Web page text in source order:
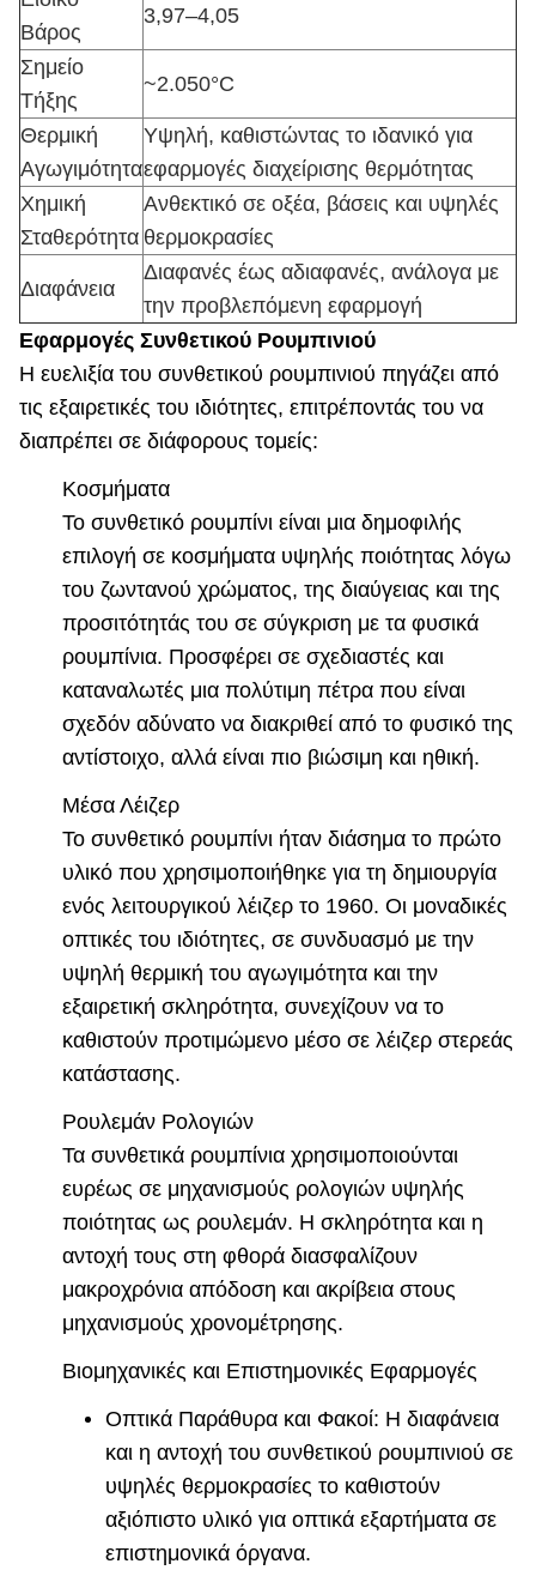
Βάρος
3,97–4,05
Σημείο
Τήξης
~2.050°C
Θερμική
Αγωγιμότητα
Υψηλή, καθιστώντας το ιδανικό για
εφαρμογές διαχείρισης θερμότητας
Χημική
Σταθερότητα
Ανθεκτικό σε οξέα, βάσεις και υψηλές
θερμοκρασίες
Διαφάνεια
Διαφανές έως αδιαφανές, ανάλογα με
την προβλεπόμενη εφαρμογή
Εφαρμογές Συνθετικού Ρουμπινιού
Η ευελιξία του συνθετικού ρουμπινιού πηγάζει από
τις εξαιρετικές του ιδιότητες, επιτρέποντάς του να
διαπρέπει σε διάφορους τομείς:
Κοσμήματα
Το συνθετικό ρουμπίνι είναι μια δημοφιλής
επιλογή σε κοσμήματα υψηλής ποιότητας λόγω
του ζωντανού χρώματος, της διαύγειας και της
προσιτότητάς του σε σύγκριση με τα φυσικά
ρουμπίνια. Προσφέρει σε σχεδιαστές και
καταναλωτές μια πολύτιμη πέτρα που είναι
σχεδόν αδύνατο να διακριθεί από το φυσικό της
αντίστοιχο, αλλά είναι πιο βιώσιμη και ηθική.
Μέσα Λέιζερ
Το συνθετικό ρουμπίνι ήταν διάσημα το πρώτο
υλικό που χρησιμοποιήθηκε για τη δημιουργία
ενός λειτουργικού λέιζερ το 1960. Οι μοναδικές
οπτικές του ιδιότητες, σε συνδυασμό με την
υψηλή θερμική του αγωγιμότητα και την
εξαιρετική σκληρότητα, συνεχίζουν να το
καθιστούν προτιμώμενο μέσο σε λέιζερ στερεάς
κατάστασης.
Ρουλεμάν Ρολογιών
Τα συνθετικά ρουμπίνια χρησιμοποιούνται
ευρέως σε μηχανισμούς ρολογιών υψηλής
ποιότητας ως ρουλεμάν. Η σκληρότητα και η
αντοχή τους στη φθορά διασφαλίζουν
μακροχρόνια απόδοση και ακρίβεια στους
μηχανισμούς χρονομέτρησης.
Βιομηχανικές και Επιστημονικές Εφαρμογές
Οπτικά Παράθυρα και Φακοί: Η διαφάνεια
και η αντοχή του συνθετικού ρουμπινιού σε
υψηλές θερμοκρασίες το καθιστούν
αξιόπιστο υλικό για οπτικά εξαρτήματα σε
επιστημονικά όργανα.